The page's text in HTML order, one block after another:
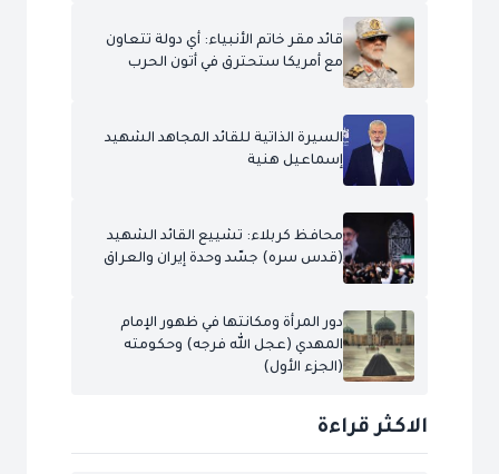
قائد مقر خاتم الأنبياء: أي دولة تتعاون
مع أمريكا ستحترق في أتون الحرب
السيرة الذاتية للقائد المجاهد الشهيد
إسماعيل هنية
محافظ كربلاء: تشييع القائد الشهيد
(قدس سره) جسّد وحدة إيران والعراق
دور المرأة ومكانتها في ظهور الإمام
المهدي (عجل الله فرجه) وحكومته
(الجزء الأول)
الاكثر قراءة